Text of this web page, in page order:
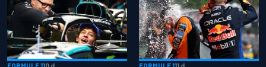
FORMULE 110 d
FORMULE 111 d